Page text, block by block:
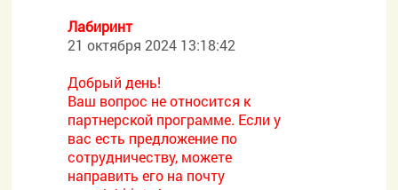
Лабиринт
21 октября 2024 13:18:42
Добрый день!
Ваш вопрос не относится к
партнерской программе. Если у
вас есть предложение по
сотрудничеству, можете
направить его на почту